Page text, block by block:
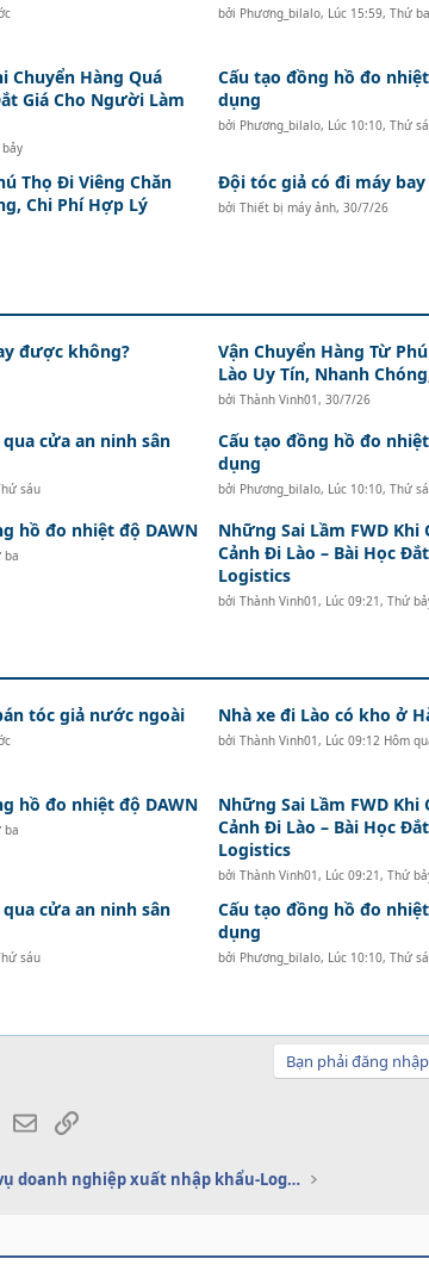
bởi Phương_bilalo, Lúc 15:59, Thứ ba
Chuyển Hàng Quá
Giá Cho Người Làm
Cấu tạo đồng hồ đo
dụng
bởi Phương_bilalo, Lúc 10:10, Thứ
Thọ Đi Viêng Chăn
Chi Phí Hợp Lý
Đội tóc giả có đi máy
bởi Thiết bị máy ảnh, 30/7/26
được không?
Vận Chuyển Hàng Từ
Lào Uy Tín, Nhanh
bởi Thành Vinh01, 30/7/26
cửa an ninh sân
sáu
Cấu tạo đồng hồ đo
dụng
bởi Phương_bilalo, Lúc 10:10, Thứ
hồ đo nhiệt độ DAWN
ba
Những Sai Lầm FWD Khi
Cảnh Đi Lào – Bài Học
Logistics
bởi Thành Vinh01, Lúc 09:21, Thứ
tóc giả nước ngoài Nhà xe đi Lào có kho ở
bởi Thành Vinh01, Lúc 09:12 Hôm
hồ đo nhiệt độ DAWN
ba
Những Sai Lầm FWD Khi
Cảnh Đi Lào – Bài Học
Logistics
bởi Thành Vinh01, Lúc 09:21, Thứ
cửa an ninh sân
sáu
Cấu tạo đồng hồ đo
dụng
bởi Phương_bilalo, Lúc 10:10, Thứ
Bạn phải đăng
WhatsApp
EmailLink
Dịch vụ doanh nghiệp xuất nhập khẩu-Logistics